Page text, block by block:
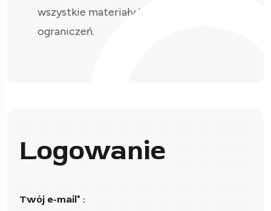
wszystkie materiały bez
ograniczeń.
Logowanie
Twój e-mail* :